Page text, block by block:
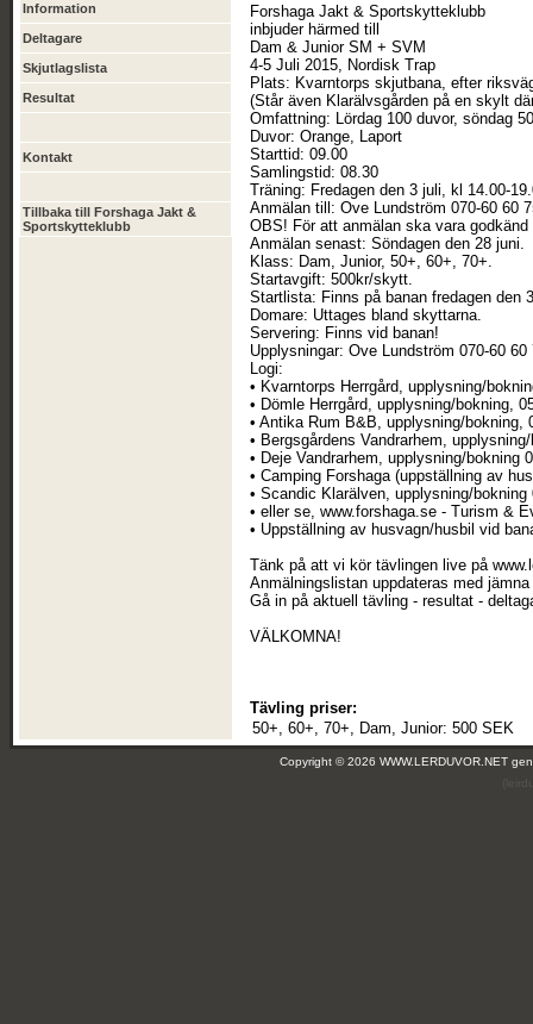
Information
Deltagare
Skjutlagslista
Resultat
Kontakt
Tillbaka till Forshaga Jakt &
Sportskytteklubb
Forshaga Jakt & Sportskytteklubb
inbjuder härmed till
Dam & Junior SM + SVM
4-5 Juli 2015, Nordisk Trap
Plats: Kvarntorps skjutbana, efter
(Står även Klarälvsgården på en skylt
Omfattning: Lördag 100 duvor, söndag
Duvor: Orange, Laport
Starttid: 09.00
Samlingstid: 08.30
Träning: Fredagen den 3 juli, kl 14.00-
Anmälan till: Ove Lundström 070-60 60
OBS! För att anmälan ska vara
Anmälan senast: Söndagen den 28 juni.
Klass: Dam, Junior, 50+, 60+, 70+.
Startavgift: 500kr/skytt.
Startlista: Finns på banan fredagen den
Domare: Uttages bland skyttarna.
Servering: Finns vid banan!
Upplysningar: Ove Lundström 070-60 60
Logi:
• Kvarntorps Herrgård, upplysning/
• Dömle Herrgård, upplysning/bokning,
• Antika Rum B&B, upplysning/bokning,
• Bergsgårdens Vandrarhem,
• Deje Vandrarhem, upplysning/bokning
• Camping Forshaga (uppställning av
• Scandic Klarälven, upplysning/bokning
• eller se, www.forshaga.se - Turism &
• Uppställning av husvagn/husbil vid
Tänk på att vi kör tävlingen live på
Anmälningslistan uppdateras med
Gå in på aktuell tävling - resultat -
VÄLKOMNA!
Tävling priser:
50+, 60+, 70+, Dam, Junior: 500 SEK
Copyright © 2026 WWW.LERDUVOR.NET